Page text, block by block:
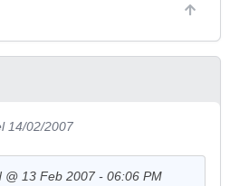
14/02/2007
@ 13 Feb 2007 - 06:06 PM